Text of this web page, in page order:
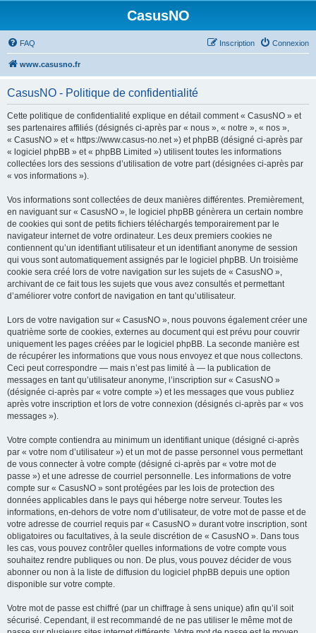
CasusNO
FAQ Connexion
Inscription
www.casusno.fr
CasusNO - Politique de confidentialité
Cette politique de confidentialité explique en détail comment « CasusNO » et
ses partenaires affiliés (désignés ci-après par « nous », « notre », « nos »,
« CasusNO » et « https://www.casus-no.net ») et phpBB (désigné ci-après par
« logiciel phpBB » et « phpBB Limited ») utilisent toutes les informations
collectées lors des sessions d’utilisation de votre part (désignées ci-après par
« vos informations »).
Vos informations sont collectées de deux manières différentes. Premièrement,
en naviguant sur « CasusNO », le logiciel phpBB génèrera un certain nombre
de cookies qui sont de petits fichiers téléchargés temporairement par le
navigateur internet de votre ordinateur. Les deux premiers cookies ne
contiennent qu’un identifiant utilisateur et un identifiant anonyme de session
qui vous sont automatiquement assignés par le logiciel phpBB. Un troisième
cookie sera créé lors de votre navigation sur les sujets de « CasusNO »,
archivant de ce fait tous les sujets que vous avez consultés et permettant
d’améliorer votre confort de navigation en tant qu’utilisateur.
Lors de votre navigation sur « CasusNO », nous pouvons également créer une
quatrième sorte de cookies, externes au document qui est prévu pour couvrir
uniquement les pages créées par le logiciel phpBB. La seconde manière est
de récupérer les informations que vous nous envoyez et que nous collectons.
Ceci peut correspondre — mais n’est pas limité à — la publication de
messages en tant qu’utilisateur anonyme, l’inscription sur « CasusNO »
(désignée ci-après par « votre compte ») et les messages que vous publiez
après votre inscription et lors de votre connexion (désignés ci-après par « vos
messages »).
Votre compte contiendra au minimum un identifiant unique (désigné ci-après
par « votre nom d’utilisateur ») et un mot de passe personnel vous permettant
de vous connecter à votre compte (désigné ci-après par « votre mot de
passe ») et une adresse de courriel personnelle. Les informations de votre
compte sur « CasusNO » sont protégées par les lois de protection des
données applicables dans le pays qui héberge notre serveur. Toutes les
informations, en-dehors de votre nom d’utilisateur, de votre mot de passe et de
votre adresse de courriel requis par « CasusNO » durant votre inscription, sont
obligatoires ou facultatives, à la seule discrétion de « CasusNO ». Dans tous
les cas, vous pouvez contrôler quelles informations de votre compte vous
souhaitez rendre publiques ou non. De plus, vous pouvez décider de vous
abonner ou non à la liste de diffusion du logiciel phpBB depuis une option
disponible sur votre compte.
Votre mot de passe est chiffré (par un chiffrage à sens unique) afin qu’il soit
sécurisé. Cependant, il est recommandé de ne pas utiliser le même mot de